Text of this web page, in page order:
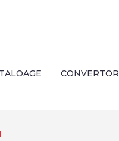
CONVERTOR